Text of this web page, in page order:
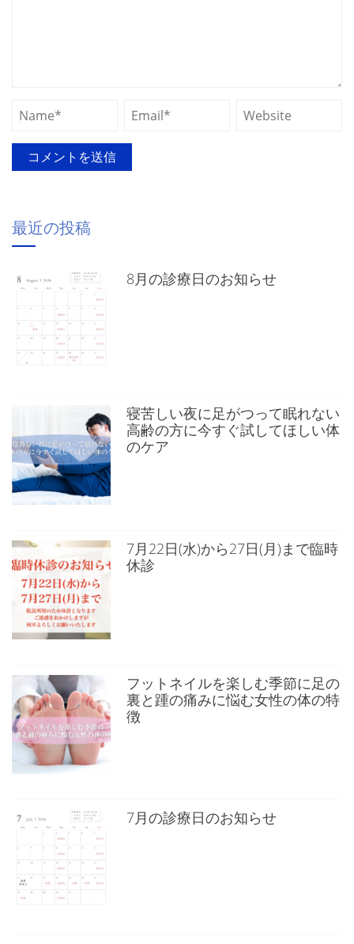
最近の投稿
8月の診療日のお知らせ
寝苦しい夜に足がつって眠れない
高齢の方に今すぐ試してほしい体
のケア
7月22日(水)から27日(月)まで臨時
休診
フットネイルを楽しむ季節に足の
裏と踵の痛みに悩む女性の体の特
徴
7月の診療日のお知らせ